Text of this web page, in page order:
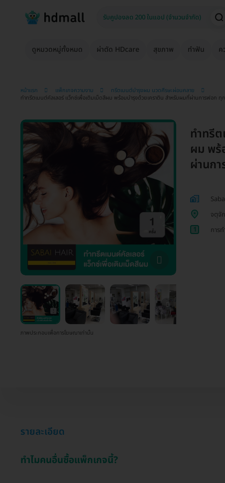
ดูหมวดหมู่ทั้งหมด ผ่าตัด HDcare สุขภาพ ทำฟัน ค
หน้าแรก แพ็กเกจความงาม
ทรีตเมนต์บำรุงผม นวดศีรษะผ่อนคลาย
ทำทรีตเมนต์คัลเลอร์ แว็กซ์เพื่อเติมเม็ดสีผม พร้อมบำรุงด้วยเคราติน สำหรับผมที่ผ่านการฟอก ทุ
ภาพประกอบเพื่อการโฆษณาเท่านั้น
ทำทรี
ผม พร้
ผ่านก
จตุจั
1
การ
รายละเอียด
ทำไมคนอื่นซื้อแพ็กเกจนี้?